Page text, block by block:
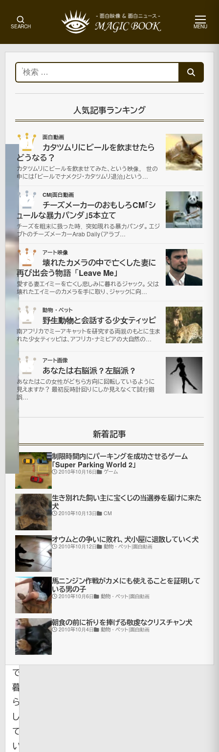
SEARCH MENU
メ
ュ
ー
ー
XBOX
で
見
る”人
間
の
一
生”
2006
年11月
12日
2021
年7月
16日
CM|
面
動
画
生
ま
れ
て
か
ら
ず
っ
と
空
で
暮
ら
し
て
い
検
索:
人気記事ランキング
01 面白動画
カタツムリにビールを飲ませたら
どうなる？
カタツムリにビールを飲ませてみた、という映像。 世の
中には「ビールでナメクジ・カタツムリ退治」という…
02 CM|面白動画
チーズメーカーのおもしろCM「シ
ュールな暴力パンダ」5本立て
チーズを粗末に扱った時、突如現れる暴力パンダ。 エジ
プトのチーズメーカーArab Daily（アラブ…
03 アート映像
壊れたカメラの中で亡くした妻に
再び出会う物語「Leave Me」
愛する妻エイミーを亡くし悲しみに暮れるジャック。 父は
壊れたエイミーのカメラを手に取り、ジャックに向…
04 動物・ペット
野生動物と会話する少女ティッピ
南アフリカでミーアキャットを研究する両親のもとに生ま
れた少女ティッピは、アフリカ・ナミビアの大自然の…
05 アート画像
あなたは右脳派？左脳派？
あなたはこの女性がどちら方向に回転しているように
見えますか？ 最初反時計回りにしか見えなくて試行錯
誤…
新着記事
制限時間内にパーキングを成功させるゲーム
「Super Parking World 2」
2010年10月16日 ゲーム
生き別れた飼い主に宝くじの当選券を届けに来た
犬
2010年10月13日 CM
オウムとの争いに敗れ、犬小屋に退散していく犬
2010年10月12日 動物・ペット|面白動画
馬ニンジン作戦がカメにも使えることを証明して
いる男の子
2010年10月6日 動物・ペット|面白動画
朝食の前に祈りを捧げる敬虔なクリスチャン犬
2010年10月4日 動物・ペット|面白動画